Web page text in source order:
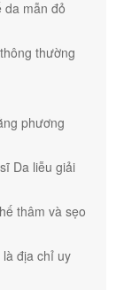
da mẫn đỏ
thường
phương
Da liễu giải
thâm và sẹo
địa chỉ uy